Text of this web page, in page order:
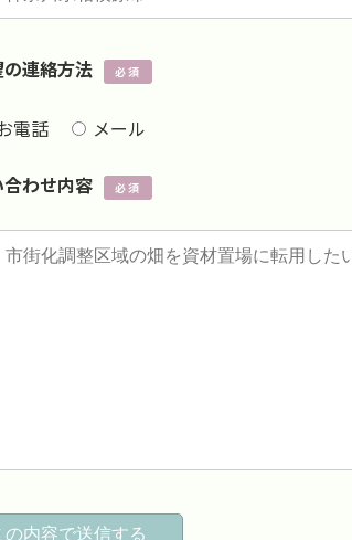
の連絡方法 必須
電話 メール
合わせ内容 必須